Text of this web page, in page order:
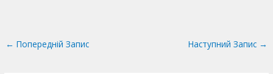
← Попередній Запис Наступний Запис →